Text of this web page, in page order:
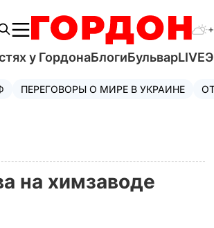
у ГордонаБлогиБульварLIVE
ПЕРЕГОВОРЫ О МИРЕ В УКРАИНЕ
на химзаводе